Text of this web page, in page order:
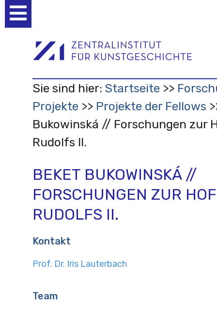
Werkzeuge
Sie sind hier: Startseite
Projekte
Projekte der Fellows
Bukowinská // Forschungen zur
Rudolfs II.
BEKET BUKOWINSKÁ //
FORSCHUNGEN ZUR
RUDOLFS II.
Kontakt
Prof. Dr. Iris Lauterbach
Team